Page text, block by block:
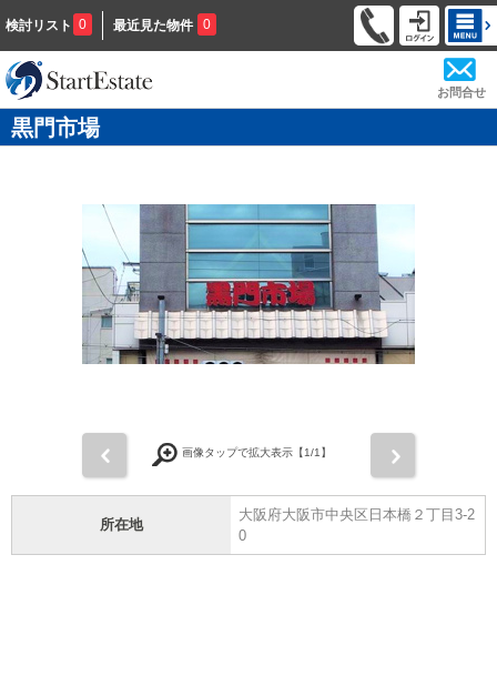
検討リスト 0 最近見た物件 0
お問合せ
黒門市場
画像タップで拡大表示【1/1】
所在地
大阪府大阪市中央区日本橋２丁目3-2
0